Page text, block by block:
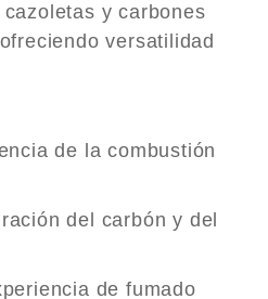
y carbones
versatilidad
de la combustión
del carbón y del
de fumado